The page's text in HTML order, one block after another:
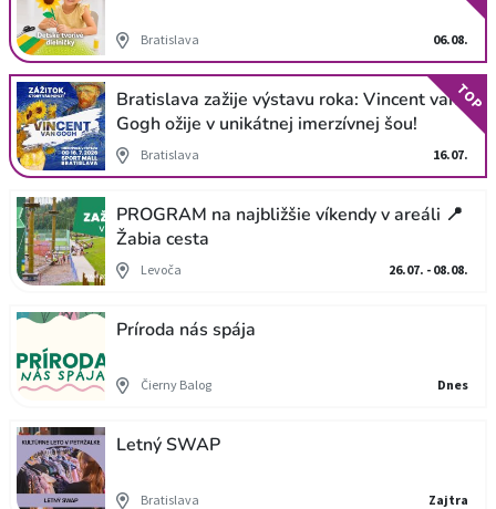
Bratislava 06.08.
Bratislava zažije výstavu roka: Vincent van
Gogh ožije v unikátnej imerzívnej šou!
Bratislava 16.07.
TOP
PROGRAM na najbližšie víkendy v areáli 📍
Žabia cesta
Levoča 26.07. - 08.08.
Príroda nás spája
Čierny Balog Dnes
Letný SWAP
Bratislava Zajtra